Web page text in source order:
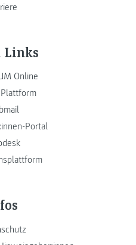
Links
Online
Portal